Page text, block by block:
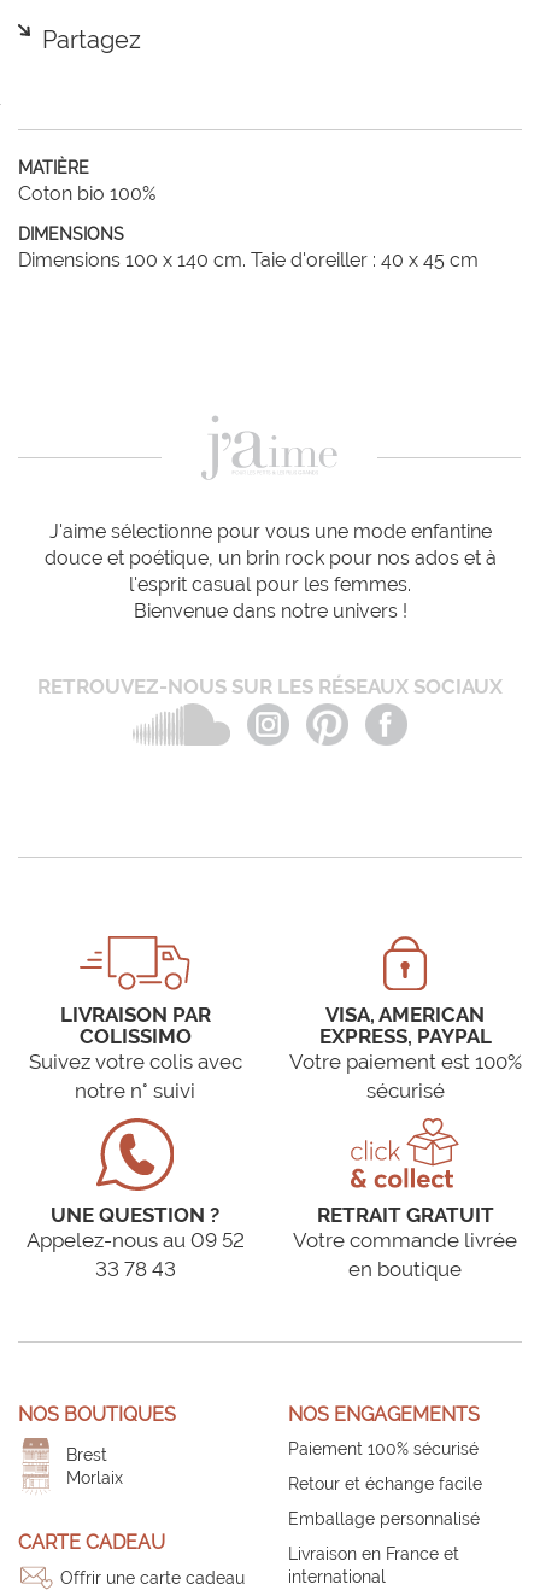
Partagez
MATIÈRE
Coton bio 100%
DIMENSIONS
Dimensions 100 x 140 cm. Taie d'oreiller : 40 x 45 cm
J'aime sélectionne pour vous une mode enfantine
douce et poétique, un brin rock pour nos ados et à
l'esprit casual pour les femmes.
Bienvenue dans notre univers !
RETROUVEZ-NOUS SUR LES RÉSEAUX SOCIAUX
LIVRAISON PAR
COLISSIMO
Suivez votre colis avec
notre n° suivi
VISA, AMERICAN
EXPRESS, PAYPAL
Votre paiement est 100%
sécurisé
UNE QUESTION ?
Appelez-nous au 09 52
33 78 43
RETRAIT GRATUIT
Votre commande livrée
en boutique
NOS BOUTIQUES
Brest
Morlaix
CARTE CADEAU
Offrir une carte cadeau
NOS ENGAGEMENTS
Paiement 100% sécurisé
Retour et échange facile
Emballage personnalisé
Livraison en France et
international